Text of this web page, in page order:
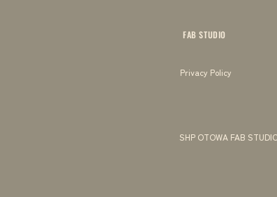
FAB STUDIO
Privacy Policy